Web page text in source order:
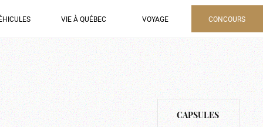
VIE À QUÉBEC VOYAGE CONCOURS
CAPSULES